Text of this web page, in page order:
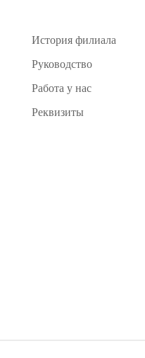
История филиала
Руководство
Работа у нас
Реквизиты